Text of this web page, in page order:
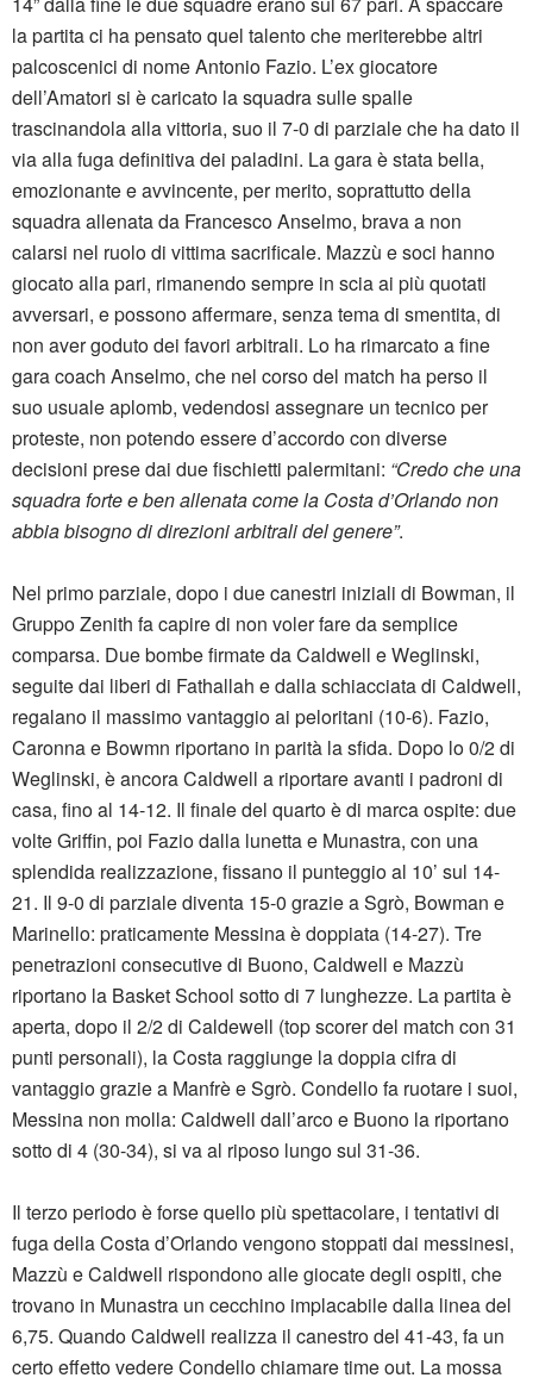
la partita ci ha pensato quel talento che meriterebbe altri
palcoscenici di nome Antonio Fazio. L’ex giocatore
dell’Amatori si è caricato la squadra sulle spalle
trascinandola alla vittoria, suo il 7-0 di parziale che ha dato il
via alla fuga definitiva dei paladini. La gara è stata bella,
emozionante e avvincente, per merito, soprattutto della
squadra allenata da Francesco Anselmo, brava a non
calarsi nel ruolo di vittima sacrificale. Mazzù e soci hanno
giocato alla pari, rimanendo sempre in scia ai più quotati
avversari, e possono affermare, senza tema di smentita, di
non aver goduto dei favori arbitrali. Lo ha rimarcato a fine
gara coach Anselmo, che nel corso del match ha perso il
suo usuale aplomb, vedendosi assegnare un tecnico per
proteste, non potendo essere d’accordo con diverse
decisioni prese dai due fischietti palermitani: “Credo che una
squadra forte e ben allenata come la Costa d’Orlando non
abbia bisogno di direzioni arbitrali del genere”.
Nel primo parziale, dopo i due canestri iniziali di Bowman, il
Gruppo Zenith fa capire di non voler fare da semplice
comparsa. Due bombe firmate da Caldwell e Weglinski,
seguite dai liberi di Fathallah e dalla schiacciata di Caldwell,
regalano il massimo vantaggio ai peloritani (10-6). Fazio,
Caronna e Bowmn riportano in parità la sfida. Dopo lo 0/2 di
Weglinski, è ancora Caldwell a riportare avanti i padroni di
casa, fino al 14-12. Il finale del quarto è di marca ospite: due
volte Griffin, poi Fazio dalla lunetta e Munastra, con una
splendida realizzazione, fissano il punteggio al 10’ sul 14-
21. Il 9-0 di parziale diventa 15-0 grazie a Sgrò, Bowman e
Marinello: praticamente Messina è doppiata (14-27). Tre
penetrazioni consecutive di Buono, Caldwell e Mazzù
riportano la Basket School sotto di 7 lunghezze. La partita è
aperta, dopo il 2/2 di Caldewell (top scorer del match con 31
punti personali), la Costa raggiunge la doppia cifra di
vantaggio grazie a Manfrè e Sgrò. Condello fa ruotare i suoi,
Messina non molla: Caldwell dall’arco e Buono la riportano
sotto di 4 (30-34), si va al riposo lungo sul 31-36.
Il terzo periodo è forse quello più spettacolare, i tentativi di
fuga della Costa d’Orlando vengono stoppati dai messinesi,
Mazzù e Caldwell rispondono alle giocate degli ospiti, che
trovano in Munastra un cecchino implacabile dalla linea del
6,75. Quando Caldwell realizza il canestro del 41-43, fa un
certo effetto vedere Condello chiamare time out. La mossa